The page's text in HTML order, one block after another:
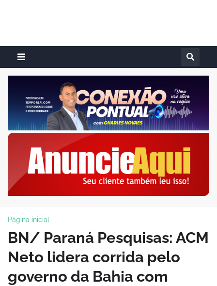
Página inicial
BN/ Paraná Pesquisas: ACM
Neto lidera corrida pelo
governo da Bahia com